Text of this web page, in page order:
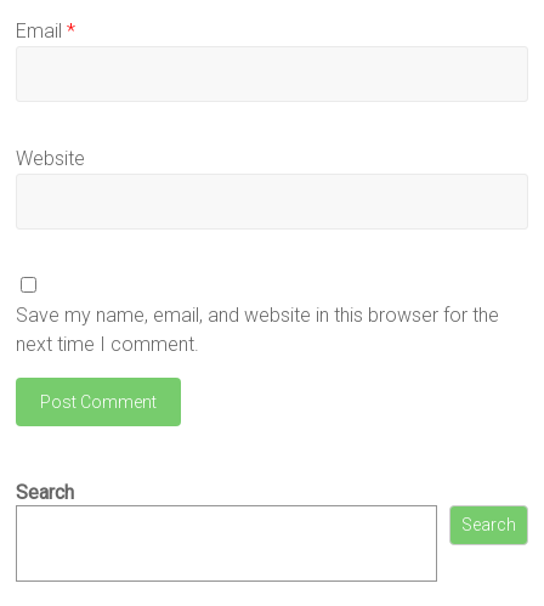
Email*
Website
Save my name, email, and website in this browser for the
next time I comment.
Search
Search